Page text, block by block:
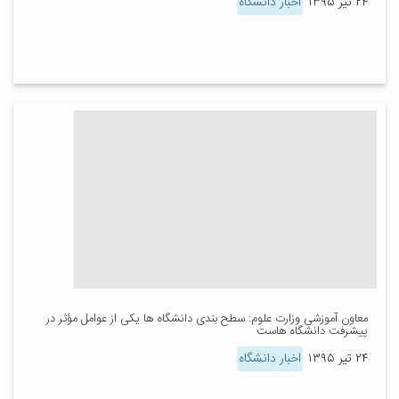
معاون آموزشی وزارت علوم: سطح بندی دانشگاه ها یکی از عوامل مؤثر در
پیشرفت دانشگاه هاست
۲۴ تیر ۱۳۹۵ اخبار دانشگاه